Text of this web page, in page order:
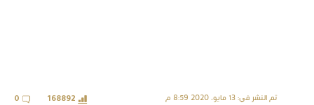
تم النشر في: 13 مايو، 2020 8:59 م 168892
0